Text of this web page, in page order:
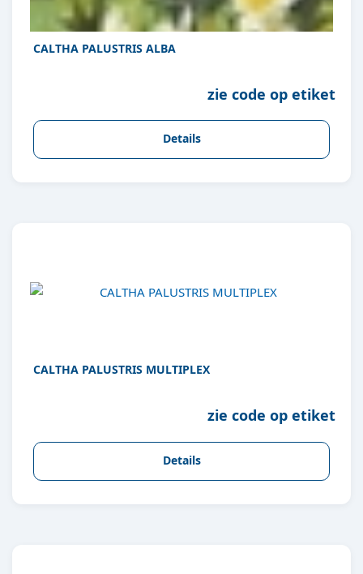
CALTHA PALUSTRIS ALBA
zie code op etiket
Details
CALTHA PALUSTRIS MULTIPLEX
zie code op etiket
Details